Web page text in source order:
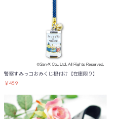
警察すみっコおみくじ根付け【在庫限り】
￥459